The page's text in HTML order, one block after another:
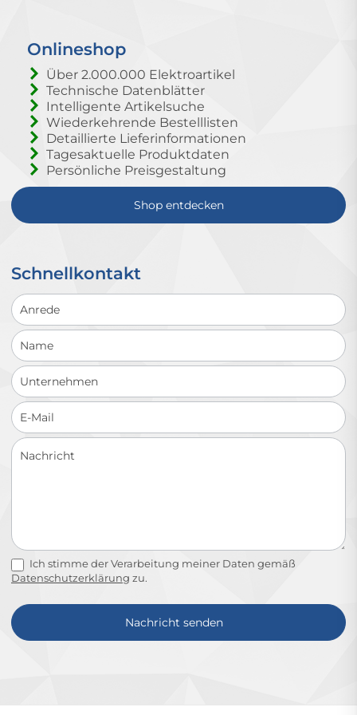
Onlineshop
Über 2.000.000 Elektroartikel
Technische Datenblätter
Intelligente Artikelsuche
Wiederkehrende Bestelllisten
Detaillierte Lieferinformationen
Tagesaktuelle Produktdaten
Persönliche Preisgestaltung
Shop entdecken
Schnellkontakt
Schnellkontakt
Ich stimme der Verarbeitung meiner Daten gemäß
Datenschutzerklärung zu.
Nachricht senden